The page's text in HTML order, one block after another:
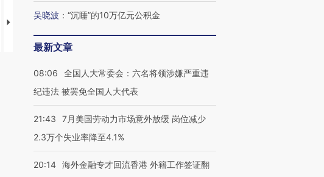
韩国高温创百年纪录 当局
警告停止一切户外活动
97个 印度如何熬过48°C
38岁梅西上演帽子戏法
吴晓波 ： “沉睡”的10万亿元公积金
最新文章
08:06
全国人大常委会：六名将领涉嫌严重违
纪违法 被罢免全国人大代表
21:43
7月美国劳动力市场意外放缓 岗位减少
2.3万个失业率降至4.1%
20:14 海外金融专才回流香港 外籍工作签证翻